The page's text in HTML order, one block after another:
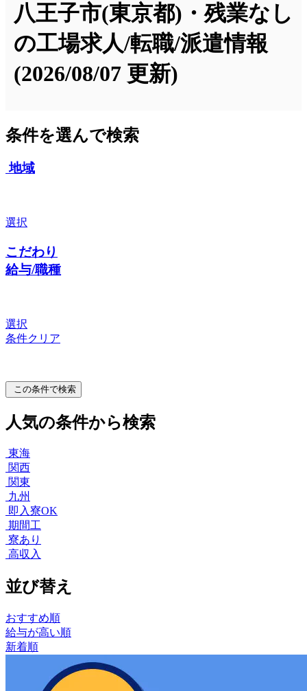
八王子市(東京都)・残業なし
の工場求人/転職/派遣情報
(2026/08/07 更新)
条件を選んで検索
地域
選択
こだわり
給与/職種
選択
条件クリア
この条件で検索
人気の条件から検索
東海
関西
関東
九州
即入寮OK
期間工
寮あり
高収入
並び替え
おすすめ順
給与が高い順
新着順